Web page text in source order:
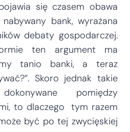
się czasem obawa
bank, wyrażana
debaty gospodarczej.
ten argument ma
tanio banki, a teraz
Skoro jednak takie
pomiędzy
to dlaczego tym razem
być po tej zwycięskiej